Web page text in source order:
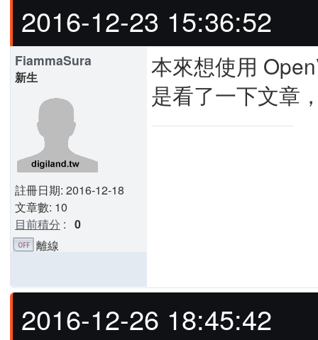
2016-12-23 15:36:52
FiammaSura
新生
註冊日期: 2016-12-18
文章數: 10
目前積分 : 0
本來想使用
是看了一下文章
離線
2016-12-26 18:45:42